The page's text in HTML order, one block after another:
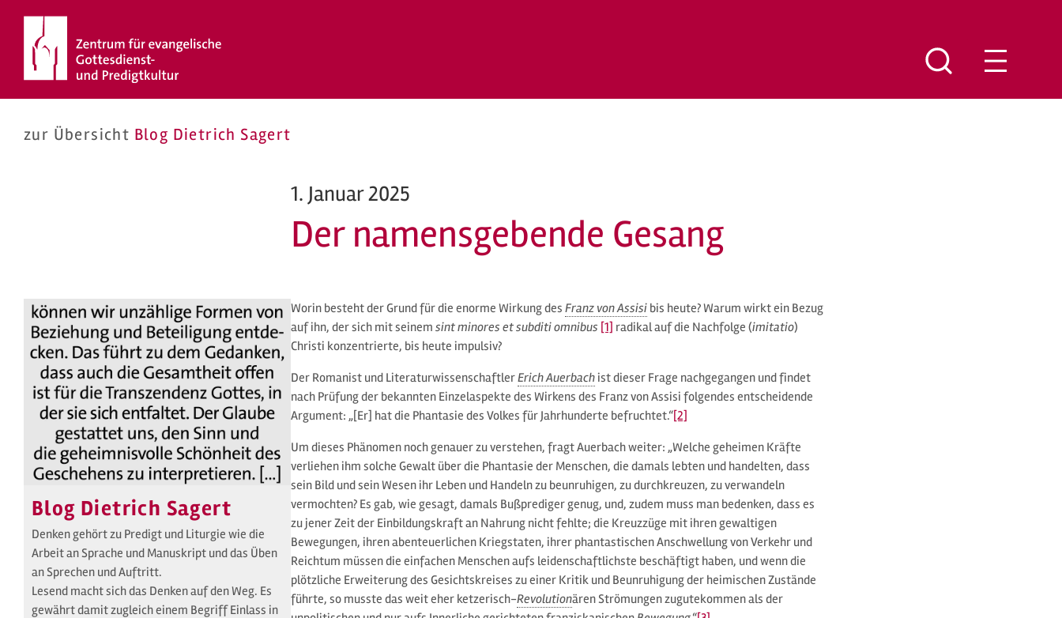
springen
zur Übersicht Blog Dietrich Sagert
1. Januar 2025
Der namensgebende Gesang
Blog Dietrich Sagert
Denken gehört zu Predigt und Liturgie wie die
Arbeit an Sprache und Manuskript und das Üben
an Sprechen und Auftritt.
Lesend macht sich das Denken auf den Weg. Es
gewährt damit zugleich einem Begriff Einlass in
Worin besteht der Grund für die enorme Wirkung des Franz von Assisibis heute? Warum wirkt ein Bezug
auf ihn, der sich mit seinem sint minores et subditi omnibus [1] radikal auf die Nachfolge (imitatio)
Christi konzentrierte, bis heute impulsiv?
Der Romanist und LiteraturwissenschaftlerErich Auerbachist dieser Frage nachgegangen und findet
nach Prüfung der bekannten Einzelaspekte des Wirkens des Franz von Assisi folgendes entscheidende
Argument: „[Er] hat die Phantasie des Volkes für Jahrhunderte befruchtet.“[2]
Um dieses Phänomen noch genauer zu verstehen, fragt Auerbach weiter: „Welche geheimen Kräfte
verliehen ihm solche Gewalt über die Phantasie der Menschen, die damals lebten und handelten, dass
sein Bild und sein Wesen ihr Leben und Handeln zu beunruhigen, zu durchkreuzen, zu verwandeln
vermochten? Es gab, wie gesagt, damals Bußprediger genug, und, zudem muss man bedenken, dass es
zu jener Zeit der Einbildungskraft an Nahrung nicht fehlte; die Kreuzzüge mit ihren gewaltigen
Bewegungen, ihren abenteuerlichen Kriegstaten, ihrer phantastischen Anschwellung von Verkehr und
Reichtum müssen die einfachen Menschen aufs leidenschaftlichste beschäftigt haben, und wenn die
plötzliche Erweiterung des Gesichtskreises zu einer Kritik und Beunruhigung der heimischen Zustände
führte, so musste das weit eher ketzerisch-Revolutionären Strömungen zugutekommen als der